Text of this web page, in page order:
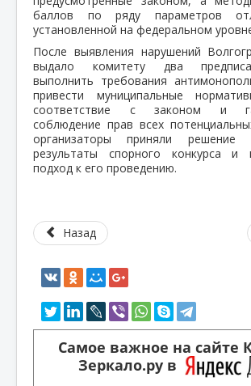
баллов по ряду параметров
установленной на федеральном
После выявления нарушений
выдало комитету два
выполнить требования
привести муниципальные
соответствие с законом и
соблюдение прав всех
организаторы приняли решение
результаты спорного конкурса и
подход к его проведению.
Назад
Самое важное на сайте
Зеркало.ру в